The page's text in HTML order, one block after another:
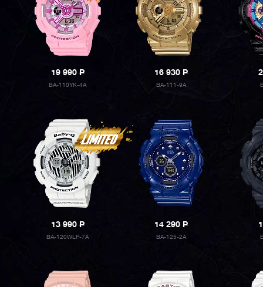
19 990P
BA-110YK-4A
16 930P
BA-111-9A
13 990P
BA-120WLP-7A
14 290P
BA-125-2A